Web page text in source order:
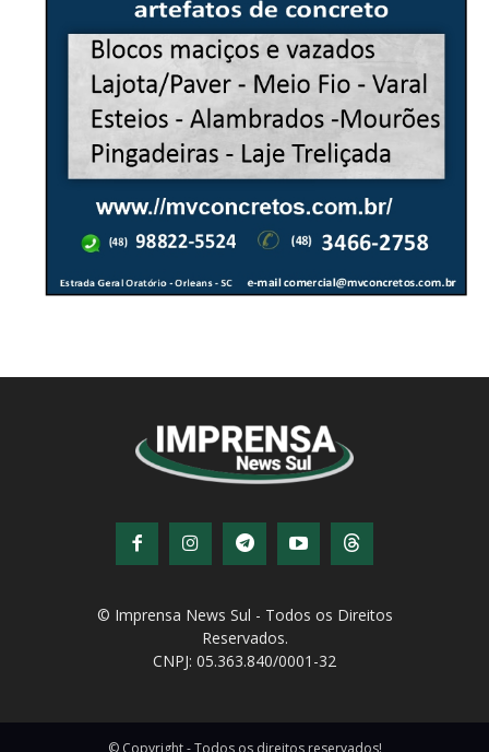
© Imprensa News Sul - Todos os Direitos
Reservados.
CNPJ: 05.363.840/0001-32
© Copyright - Todos os direitos reservados!